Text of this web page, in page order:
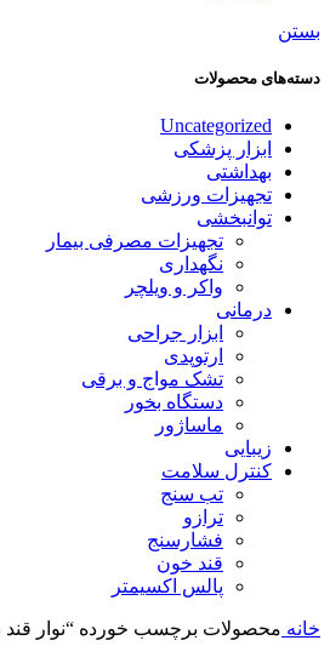
بستن
دسته‌های محصولات
Uncategorized
ابزار پزشکی
بهداشتی
تجهیزات ورزشی
توانبخشی
تجهیزات مصرفی بیمار
نگهداری
واکر و ویلچر
درمانی
ابزار جراحی
ارتوپدی
تشک مواج و برقی
دستگاه بخور
ماساژور
زیبایی
کنترل سلامت
تب سنج
ترازو
فشارسنج
قند خون
پالس اکسیمتر
خانه محصولات برچسب خورده “نوار قند